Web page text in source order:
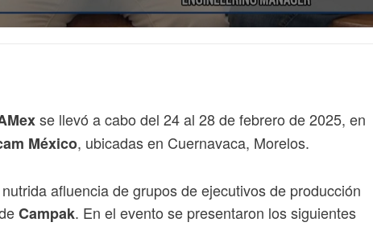
se llevó a cabo del 24 al 28 de febrero de 2025, en
México, ubicadas en Cuernavaca, Morelos.
afluencia de grupos de ejecutivos de producción
Campak. En el evento se presentaron los siguientes